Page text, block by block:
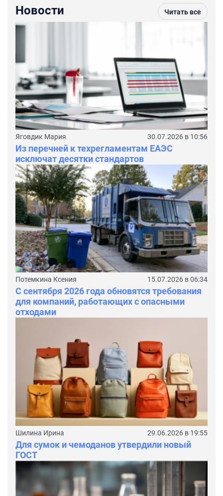
Новости Читать все
Яговдик Мария 30.07.2026 в 10:56
Из перечней к техрегламентам ЕАЭС
исключат десятки стандартов
Потемкина Ксения 15.07.2026 в 06:34
С сентября 2026 года обновятся требования
для компаний, работающих с опасными
отходами
Шилина Ирина 29.06.2026 в 19:55
Для сумок и чемоданов утвердили новый
ГОСТ